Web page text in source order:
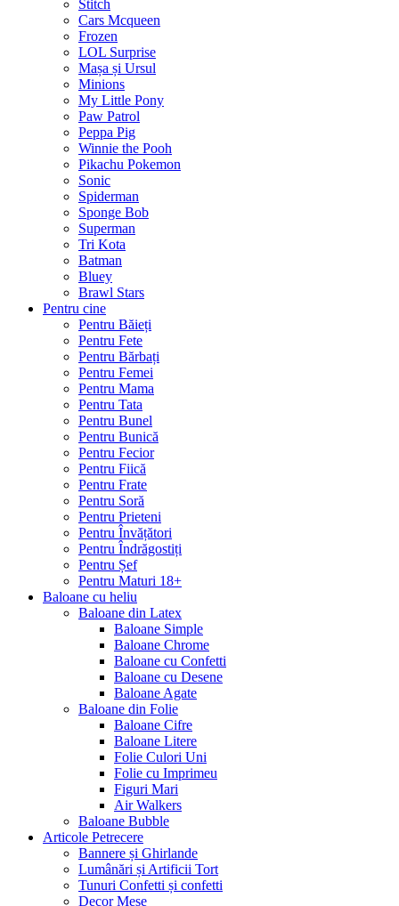
Stitch
Cars Mcqueen
Frozen
LOL Surprise
Mașa și Ursul
Minions
My Little Pony
Paw Patrol
Peppa Pig
Winnie the Pooh
Pikachu Pokemon
Sonic
Spiderman
Sponge Bob
Superman
Tri Kota
Batman
Bluey
Brawl Stars
Pentru cine
Pentru Băieți
Pentru Fete
Pentru Bărbați
Pentru Femei
Pentru Mama
Pentru Tata
Pentru Bunel
Pentru Bunică
Pentru Fecior
Pentru Fiică
Pentru Frate
Pentru Soră
Pentru Prieteni
Pentru Învățători
Pentru Îndrăgostiți
Pentru Șef
Pentru Maturi 18+
Baloane cu heliu
Baloane din Latex
Baloane Simple
Baloane Chrome
Baloane cu Confetti
Baloane cu Desene
Baloane Agate
Baloane din Folie
Baloane Cifre
Baloane Litere
Folie Culori Uni
Folie cu Imprimeu
Figuri Mari
Air Walkers
Baloane Bubble
Articole Petrecere
Bannere și Ghirlande
Lumânări și Artificii Tort
Tunuri Confetti și confetti
Decor Mese